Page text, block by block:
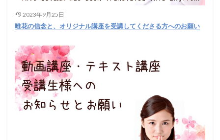
2023年9月25日
唯花の信念と、オリジナル講座を受講してくださる方へのお願い